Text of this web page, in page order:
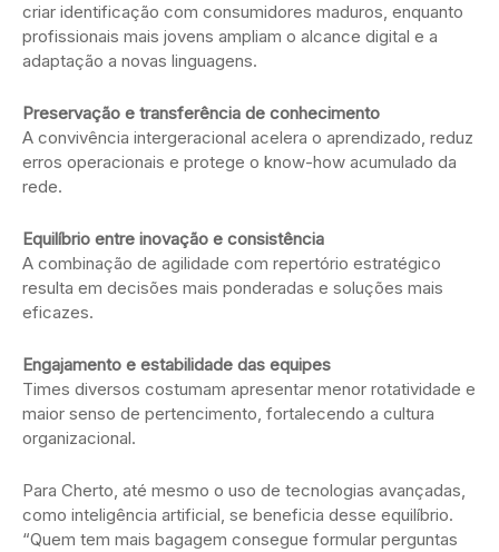
criar identificação com consumidores maduros, enquanto
profissionais mais jovens ampliam o alcance digital e a
adaptação a novas linguagens.
Preservação e transferência de conhecimento
A convivência intergeracional acelera o aprendizado, reduz
erros operacionais e protege o know-how acumulado da
rede.
Equilíbrio entre inovação e consistência
A combinação de agilidade com repertório estratégico
resulta em decisões mais ponderadas e soluções mais
eficazes.
Engajamento e estabilidade das equipes
Times diversos costumam apresentar menor rotatividade e
maior senso de pertencimento, fortalecendo a cultura
organizacional.
Para Cherto, até mesmo o uso de tecnologias avançadas,
como inteligência artificial, se beneficia desse equilíbrio.
“Quem tem mais bagagem consegue formular perguntas